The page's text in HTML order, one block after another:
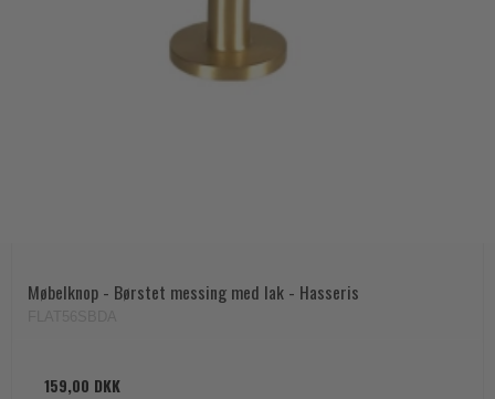
Møbelknop - Børstet messing med lak - Hasseris
159,00 DKK